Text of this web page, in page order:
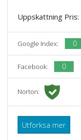
Uppskattning Pris:
Google Index: 0
Facebook: 0
Norton:
Utforksa mer